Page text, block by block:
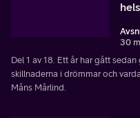
30
Del 1 av 18. Ett år har gått
skillnaderna i drömmar och
Måns Mårlind.